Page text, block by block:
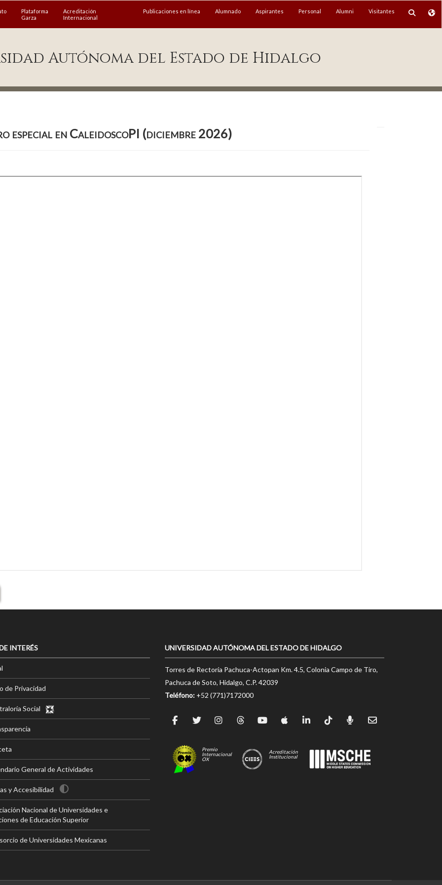
Plataforma
Garza
Acreditación
Internacional
Publicaciones en línea Alumnado Aspirantes Personal Alumni Visitantes
Autónoma del Estado de Hidalgo
especial en CaleidoscoPI (diciembre 2026)
INTERÉS
de Privacidad
Social
General de Actividades
y Accesibilidad
Nacional de Universidades e
de Educación Superior
de Universidades Mexicanas
UNIVERSIDAD AUTÓNOMA DEL ESTADO DE HIDALGO
Torres de Rectoría Pachuca-Actopan Km. 4.5, Colonia Campo de Tiro,
Pachuca de Soto, Hidalgo, C.P. 42039
Teléfono: +52 (771)7172000
Premio
Internacional
OX
Acreditación
Institucional